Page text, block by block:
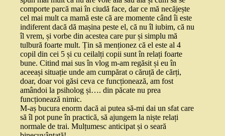
comporte parcă mai în ciudă face, dar ce mă necăjește
cel mai mult ca mamă este că are momente când îi este
indiferent dacă dă mașina peste el, că nu îl iubim, că nu
îl vrem, și vorbe din acestea care pur și simplu mă
tulbură foarte mult. Țin să menționez că el este al 4
copil din cei 5 și cu ceilalți copii sunt în relați foarte
bune. Citind mai sus în vlog m-am regăsit și eu în
aceeași situație unde am cumpărat o căruță de cărți,
doar, doar voi găsi ceva ce funcționează, am fost
amândoi la psiholog și…. din păcate nu prea
funcționează nimic.
M-aș bucura enorm dacă ai putea să-mi dai un sfat care
să îl pot pune în practică, să ajungem la niște relați
normale de trai. Mulțumesc anticipat și o seară